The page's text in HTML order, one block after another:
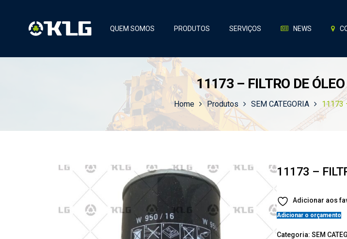
QUEM SOMOS PRODUTOS SERVIÇOS NEWS
11173 – FILTRO DE
Home Produtos SEM CATEGORIA 11173
11173 –
Adicionar aos
Adicionar o orçamento
Categoria:SEM